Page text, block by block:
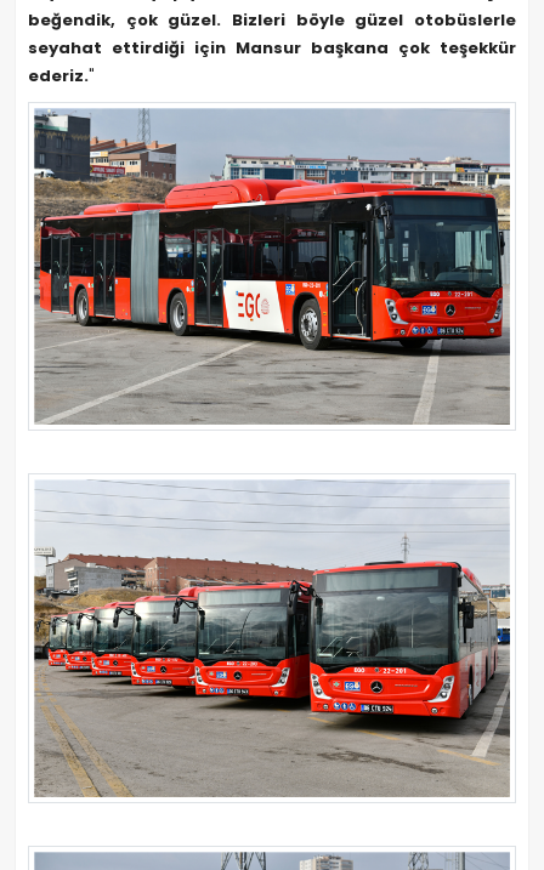
beğendik, çok güzel. Bizleri böyle güzel otobüslerle
seyahat ettirdiği için Mansur başkana çok teşekkür
ederiz."